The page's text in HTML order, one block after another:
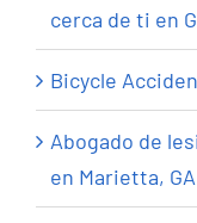
cerca de ti en
Bicycle
Abogado de
en Marietta, GA